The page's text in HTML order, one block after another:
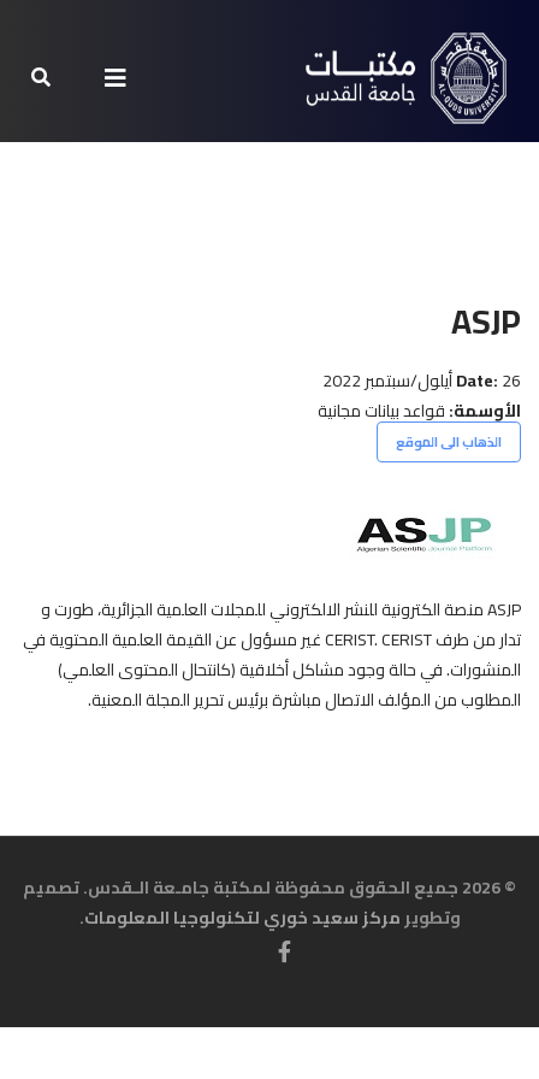
ASJP
Date:26 أيلول/سبتمبر 2022
الأوسمة:قواعد بيانات مجانية
الذهاب الى الموقع
ASJP منصة الكترونية للنشر الالكتروني للمجلات العلمية الجزائرية، طورت و
تدار من طرف CERIST. CERIST غير مسؤول عن القيمة العلمية المحتوية في
المنشورات. في حالة وجود مشاكل أخلاقية (كانتحال المحتوى العلمي)
المطلوب من المؤلف الاتصال مباشرة برئيس تحرير المجلة المعنية.
© 2026 جميع الحقوق محفوظة لمكتبة جامـعة الـقدس. تصميم
وتطويرمركز سعيد خوري لتكنولوجيا المعلومات.